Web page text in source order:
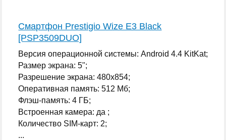
Смартфон Prestigio Wize E3 Black
[PSP3509DUO]
Версия операционной системы: Android 4.4 KitKat;
Размер экрана: 5";
Разрешение экрана: 480x854;
Оперативная память: 512 Мб;
Флэш-память: 4 ГБ;
Встроенная камера: да ;
Количество SIM-карт: 2;
...